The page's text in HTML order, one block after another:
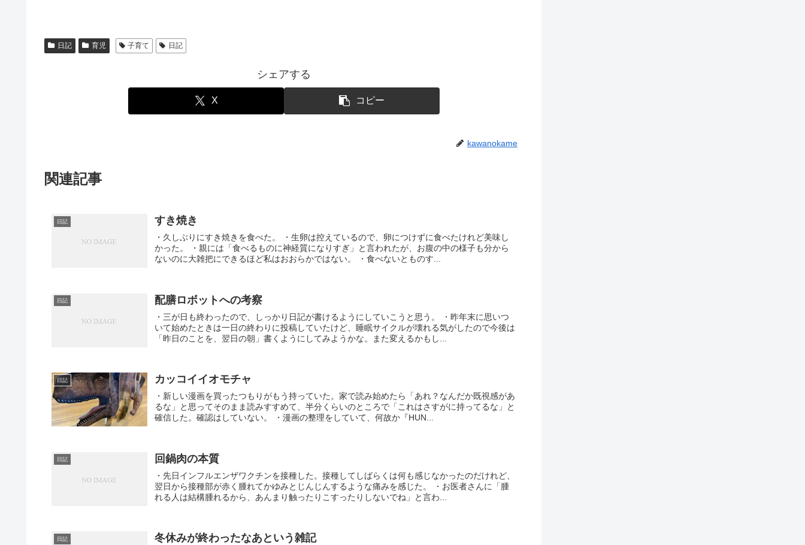
日記 育児 子育て 日記
シェアする
X コピー
kawanokame
関連記事
日記 すき焼き
・久しぶりにすき焼きを食べた。 ・生卵は控えているので、卵につけずに食べたけれど美味し
かった。 ・親には「食べるものに神経質になりすぎ」と言われたが、お腹の中の様子も分から
ないのに大雑把にできるほど私はおおらかではない。 ・食べないとものす...
日記 配膳ロボットへの考察
・三が日も終わったので、しっかり日記が書けるようにしていこうと思う。 ・昨年末に思いつ
いて始めたときは一日の終わりに投稿していたけど、睡眠サイクルが壊れる気がしたので今後は
「昨日のことを、翌日の朝」書くようにしてみようかな。また変えるかもし...
日記 カッコイイオモチャ
・新しい漫画を買ったつもりがもう持っていた。家で読み始めたら「あれ？なんだか既視感があ
るな」と思ってそのまま読みすすめて、半分くらいのところで「これはさすがに持ってるな」と
確信した。確認はしていない。 ・漫画の整理をしていて、何故か『HUN...
日記 回鍋肉の本質
・先日インフルエンザワクチンを接種した。接種してしばらくは何も感じなかったのだけれど、
翌日から接種部が赤く腫れてかゆみとじんじんするような痛みを感じた。 ・お医者さんに「腫
れる人は結構腫れるから、あんまり触ったりこすったりしないでね」と言わ...
日記 冬休みが終わったなあという雑記